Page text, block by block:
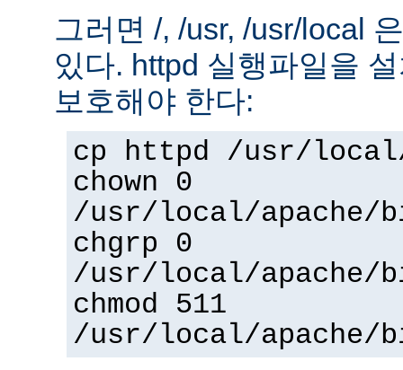
그러면 /, /usr, /usr/local
있다. httpd 실행파일을
보호해야 한다:
cp httpd /usr/
chown 0
/usr/local/apache/
chgrp 0
/usr/local/apache/
chmod 511
/usr/local/apache/